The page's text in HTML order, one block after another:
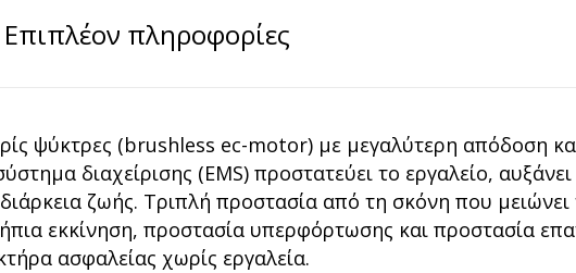
Επιπλέον πληροφορίες
ψύκτρες (brushless ec-motor) με μεγαλύτερη απόδοση
διαχείρισης (EMS) προστατεύει το εργαλείο,
διάρκεια ζωής. Τριπλή προστασία από τη σκόνη που
εκκίνηση, προστασία υπερφόρτωσης και προστασία
ασφαλείας χωρίς εργαλεία.